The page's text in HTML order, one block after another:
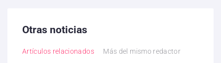
Otras noticias
Artículos relacionados Más del mismo redactor